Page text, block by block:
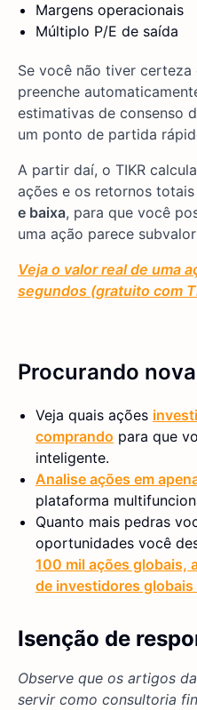
Margens operacionais
Múltiplo P/E de saída
Se você não tiver certeza
preenche
estimativas de consenso
um ponto de partida
A partir daí, o TIKR
ações e os retornos
e baixa, para que você
uma ação parece
Veja o valor real de uma
segundos (gratuito com
Procurando
Veja quais ações
comprando para que
inteligente.
Analise ações em
plataforma
Quanto mais pedras
oportunidades você
100 mil ações globais,
de investidores globais
Isenção de
Observe que os artigos
servir como consultoria